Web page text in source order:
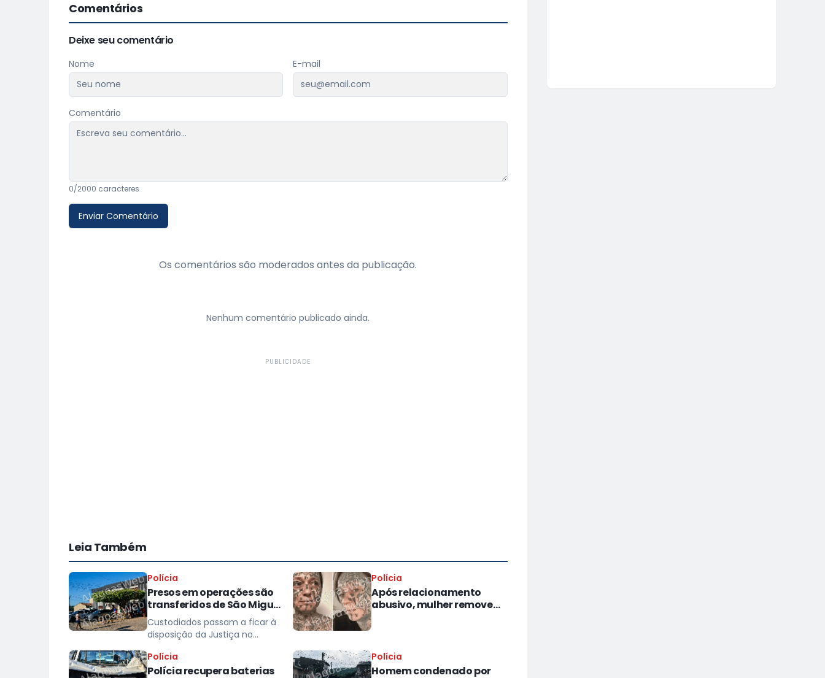
Comentários
Deixe seu comentário
Nome E-mail
Comentário
0/2000 caracteres
Enviar Comentário
Os comentários são moderados antes da publicação.
Nenhum comentário publicado ainda.
PUBLICIDADE
Leia Também
Polícia
Presos em operações são
transferidos de São Miguel
dos Campos para
presídios
Custodiados passam a ficar à
disposição da Justiça no
Polícia
Após relacionamento
abusivo, mulher remove
Polícia
Polícia recupera baterias
Polícia
Homem condenado por